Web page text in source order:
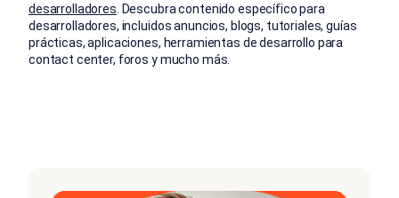
desarrolladores . Descubra contenido específico para
desarrolladores, incluidos anuncios, blogs, tutoriales, guías
prácticas, aplicaciones, herramientas de desarrollo para
contact center, foros y mucho más.